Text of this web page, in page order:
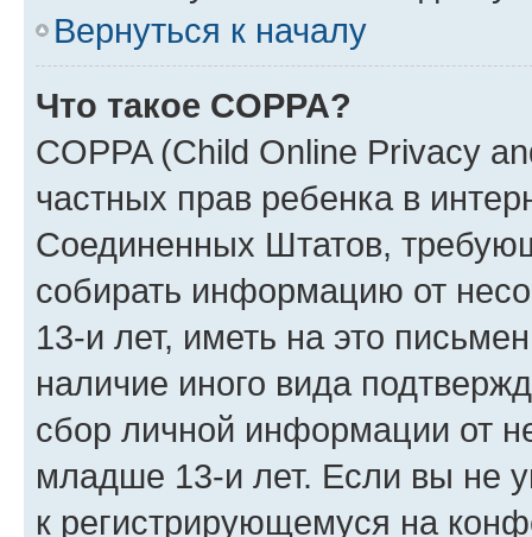
Вернуться к началу
Что такое COPPA?
COPPA (Child Online Privacy
частных прав ребенка в
Соединенных Штатов,
собирать информацию от
13-и лет, иметь на это
наличие иного вида
сбор личной информации от
младше 13-и лет. Если вы не
к регистрирующемуся на